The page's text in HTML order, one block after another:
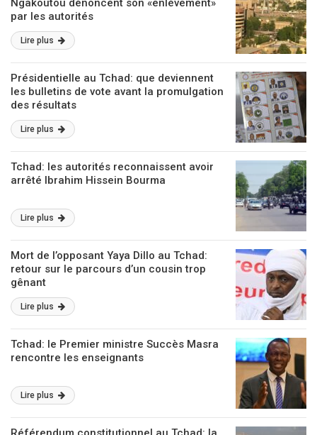
Ngakoutou dénoncent son «enlèvement»
par les autorités
Lire plus
Présidentielle au Tchad: que deviennent
les bulletins de vote avant la promulgation
des résultats
Lire plus
Tchad: les autorités reconnaissent avoir
arrêté Ibrahim Hissein Bourma
Lire plus
Mort de l’opposant Yaya Dillo au Tchad:
retour sur le parcours d’un cousin trop
gênant
Lire plus
Tchad: le Premier ministre Succès Masra
rencontre les enseignants
Lire plus